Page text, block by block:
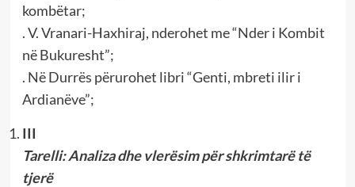
kombëtar;
. V. Vranari-Haxhiraj, nderohet me “Nder i Kombit
në Bukuresht”;
. Në Durrës përurohet libri “Genti, mbreti ilir i
Ardianëve”;
III
Tarelli: Analiza dhe vlerësim për shkrimtarë të
tjerë